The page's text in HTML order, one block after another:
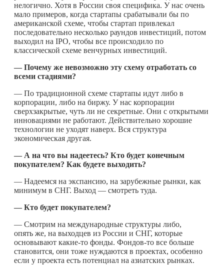
нелогично. Хотя в России своя специфика. У нас очень
мало примеров, когда стартапы срабатывали бы по
американской схеме, чтобы стартап привлекал
последовательно несколько раундов инвестиций, потом
выходил на IPO, чтобы все происходило по
классической схеме венчурных инвестиций.
— Почему же невозможно эту схему отработать со
всеми стадиями?
— По традиционной схеме стартапы идут либо в
корпорации, либо на биржу. У нас корпорации
сверхзакрытые, чуть ли не секретные. Они с открытыми
инновациями не работают. Действительно хорошие
технологии не уходят наверх. Вся структура
экономическая другая.
— А на что вы надеетесь? Кто будет конечным
покупателем? Как будете выходить?
— Надеемся на экспансию, на зарубежные рынки, как
минимум в СНГ. Выход — смотреть туда.
— Кто будет покупателем?
— Смотрим на международные структуры либо,
опять же, на выходцев из России и СНГ, которые
основывают какие-то фонды. Фондов-то все больше
становится, они тоже нуждаются в проектах, особенно
если у проекта есть потенциал на азиатских рынках.